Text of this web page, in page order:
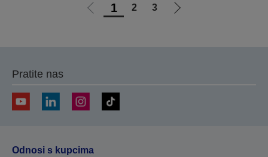
Idi
1 2 3
Idi
Pratite nas
Odnosi s kupcima